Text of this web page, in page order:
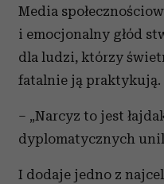
Media
i emocjonalny głód
dla ludzi, którzy
fatalnie ją praktykują.
– „Narcyz to jest
dyplomatycznych
I dodaje jedno z